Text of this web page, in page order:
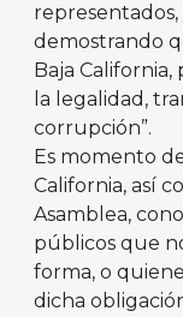
demostrando
Baja
la legalidad,
corrupción”.
Es momento
California, así
Asamblea,
públicos que
forma, o
dicha